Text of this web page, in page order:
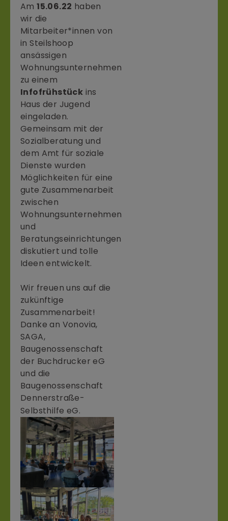
Am15.06.22 haben
wir die
Mitarbeiter*innen von
in Steilshoop
ansässigen
Wohnungsunternehmen
zu einem
Infofrühstück ins
Haus der Jugend
eingeladen.
Gemeinsam mit der
Sozialberatung und
dem Amt für soziale
Dienste wurden
Möglichkeiten für eine
gute Zusammenarbeit
zwischen
Wohnungsunternehmen
und
Beratungseinrichtungen
diskutiert und tolle
Ideen entwickelt.
Wir freuen uns auf die
zukünftige
Zusammenarbeit!
Danke an Vonovia,
SAGA,
Baugenossenschaft
der Buchdrucker eG
und die
Baugenossenschaft
Dennerstraße-
Selbsthilfe eG.